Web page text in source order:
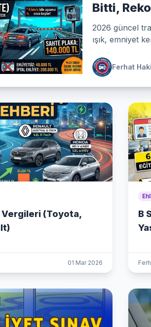
Bitti,
2026 güncel
ışık, emniyet
Ferhat
(Toyota,
01 Mar 2026
B